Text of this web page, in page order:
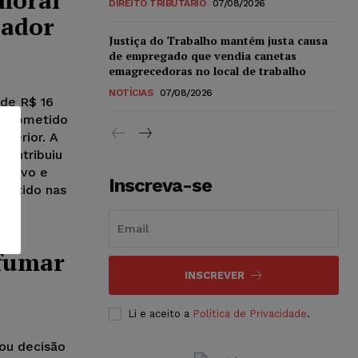
R$ 16
A
e
nas
decisão
DIREITO TRIBUTÁRIO 07/08/2026
Justiça do Trabalho mantém justa causa
de empregado que vendia canetas
emagrecedoras no local de trabalho
NOTÍCIAS 07/08/2026
Inscreva-se
INSCREVER
Li e aceito a Política de Privacidade.